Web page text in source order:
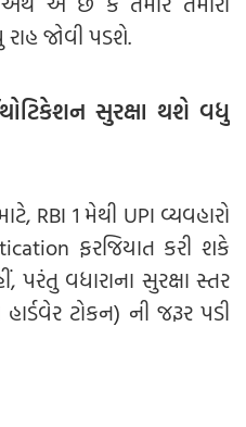
જોવી પડશે.
સુરક્ષા થશે વધુ
RBI 1 મેથી UPI વ્યવહારો
ફરજિયાત કરી શકે
વધારાના સુરક્ષા સ્તર
ટોકન) ની જરૂર પડી